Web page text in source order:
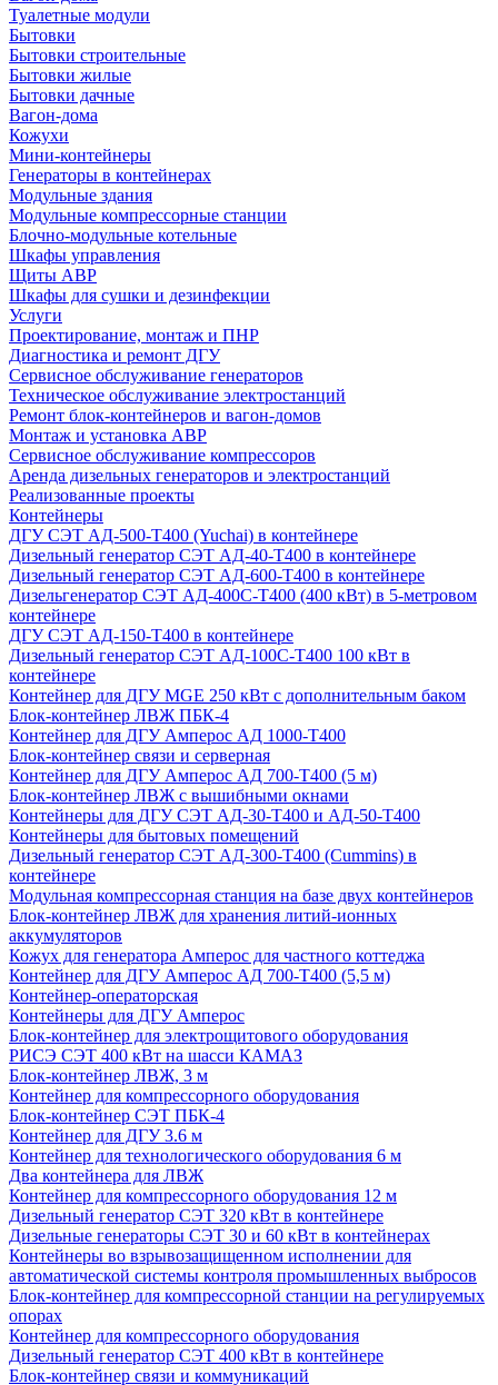
Туалетные модули
Бытовки
Бытовки строительные
Бытовки жилые
Бытовки дачные
Вагон-дома
Кожухи
Мини-контейнеры
Генераторы в контейнерах
Модульные здания
Модульные компрессорные станции
Блочно-модульные котельные
Шкафы управления
Щиты АВР
Шкафы для сушки и дезинфекции
Услуги
Проектирование, монтаж и ПНР
Диагностика и ремонт ДГУ
Сервисное обслуживание генераторов
Техническое обслуживание электростанций
Ремонт блок-контейнеров и вагон-домов
Монтаж и установка АВР
Сервисное обслуживание компрессоров
Аренда дизельных генераторов и электростанций
Реализованные проекты
Контейнеры
ДГУ СЭТ АД-500-Т400 (Yuchai) в контейнере
Дизельный генератор СЭТ АД-40-Т400 в контейнере
Дизельный генератор СЭТ АД-600-Т400 в контейнере
Дизельгенератор СЭТ АД-400С-Т400 (400 кВт) в 5-метровом
контейнере
ДГУ СЭТ АД-150-Т400 в контейнере
Дизельный генератор СЭТ АД-100С-Т400 100 кВт в
контейнере
Контейнер для ДГУ MGE 250 кВт с дополнительным баком
Блок-контейнер ЛВЖ ПБК-4
Контейнер для ДГУ Амперос АД 1000-Т400
Блок-контейнер связи и серверная
Контейнер для ДГУ Амперос АД 700-Т400 (5 м)
Блок-контейнер ЛВЖ с вышибными окнами
Контейнеры для ДГУ СЭТ АД-30-Т400 и АД-50-Т400
Контейнеры для бытовых помещений
Дизельный генератор СЭТ АД-300-Т400 (Cummins) в
контейнере
Модульная компрессорная станция на базе двух контейнеров
Блок-контейнер ЛВЖ для хранения литий-ионных
аккумуляторов
Кожух для генератора Амперос для частного коттеджа
Контейнер для ДГУ Амперос АД 700-Т400 (5,5 м)
Контейнер-операторская
Контейнеры для ДГУ Амперос
Блок-контейнер для электрощитового оборудования
РИСЭ СЭТ 400 кВт на шасси КАМАЗ
Блок-контейнер ЛВЖ, 3 м
Контейнер для компрессорного оборудования
Блок-контейнер СЭТ ПБК-4
Контейнер для ДГУ 3.6 м
Контейнер для технологического оборудования 6 м
Два контейнера для ЛВЖ
Контейнер для компрессорного оборудования 12 м
Дизельный генератор СЭТ 320 кВт в контейнере
Дизельные генераторы СЭТ 30 и 60 кВт в контейнерах
Контейнеры во взрывозащищенном исполнении для
автоматической системы контроля промышленных выбросов
Блок-контейнер для компрессорной станции на регулируемых
опорах
Контейнер для компрессорного оборудования
Дизельный генератор СЭТ 400 кВт в контейнере
Блок-контейнер связи и коммуникаций